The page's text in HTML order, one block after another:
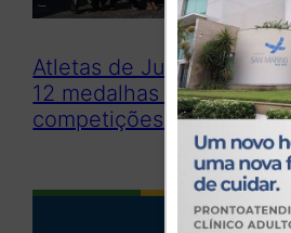
Atletas de Juazeiro do
12 medalhas e garantem
competições nacionais
Publicidade